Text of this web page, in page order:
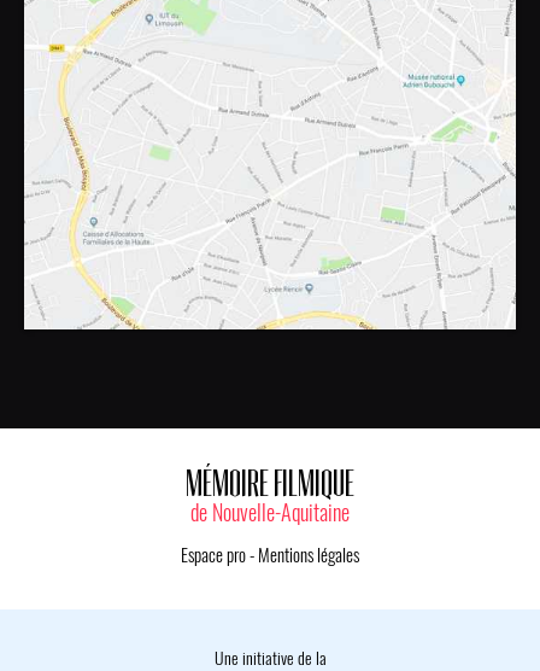
MÉMOIRE FILMIQUE
de Nouvelle-Aquitaine
Espace pro- Mentions légales
Une initiative de la